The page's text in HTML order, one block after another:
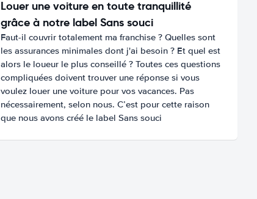
Louer une voiture en toute tranquillité
grâce à notre label Sans souci
Faut-il couvrir totalement ma franchise ? Quelles sont
les assurances minimales dont j'ai besoin ? Et quel est
alors le loueur le plus conseillé ? Toutes ces questions
compliquées doivent trouver une réponse si vous
voulez louer une voiture pour vos vacances. Pas
nécessairement, selon nous. C’est pour cette raison
que nous avons créé le label Sans souci